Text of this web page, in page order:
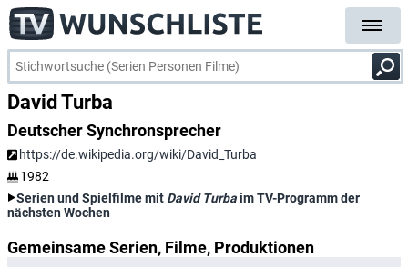
David Turba
Deutscher Synchronsprecher
https://de.wikipedia.org/wiki/David_Turba
1982
Serien und Spielfilme mit David Turbaim TV-Programm der
nächsten Wochen
Gemeinsame Serien, Filme, Produktionen